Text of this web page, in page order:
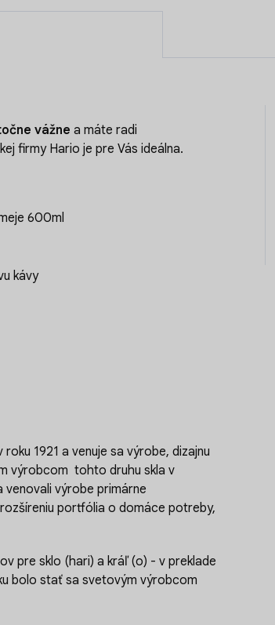
vážne a máte radi
firmy Hario je pre Vás ideálna.
600ml
kávy
1921 a venuje sa výrobe, dizajnu
výrobcom tohto druhu skla v
venovali výrobe primárne
portfólia o domáce potreby,
pre sklo (hari) a kráľ (o) - v preklade
bolo stať sa svetovým výrobcom